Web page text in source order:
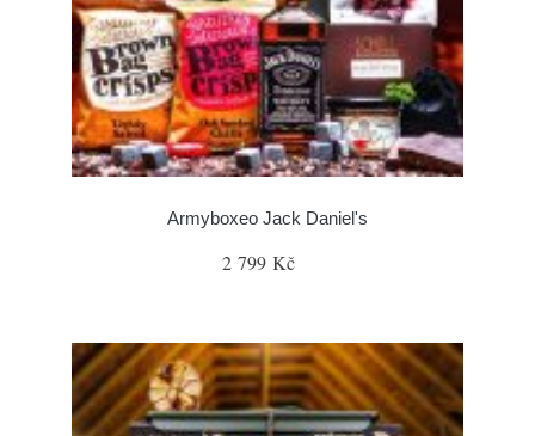
Armyboxeo Jack Daniel's
2 799 Kč